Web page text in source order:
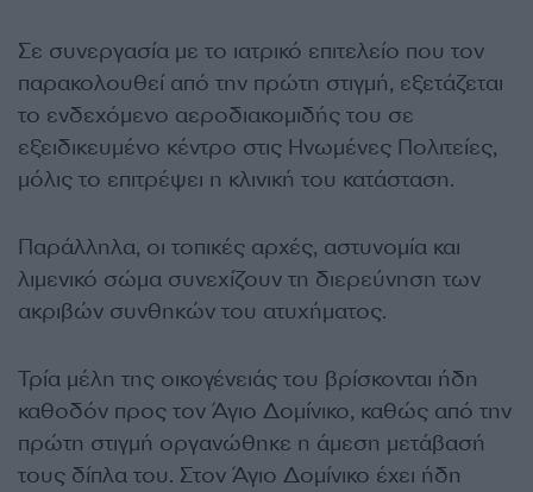
Σε συνεργασία με το ιατρικό επιτελείο που τον
παρακολουθεί από την πρώτη στιγμή, εξετάζεται
το ενδεχόμενο αεροδιακομιδής του σε
εξειδικευμένο κέντρο στις Ηνωμένες Πολιτείες,
μόλις το επιτρέψει η κλινική του κατάσταση.
Παράλληλα, οι τοπικές αρχές, αστυνομία και
λιμενικό σώμα συνεχίζουν τη διερεύνηση των
ακριβών συνθηκών του ατυχήματος.
Τρία μέλη της οικογένειάς του βρίσκονται ήδη
καθοδόν προς τον Άγιο Δομίνικο, καθώς από την
πρώτη στιγμή οργανώθηκε η άμεση μετάβασή
τους δίπλα του. Στον Άγιο Δομίνικο έχει ήδη